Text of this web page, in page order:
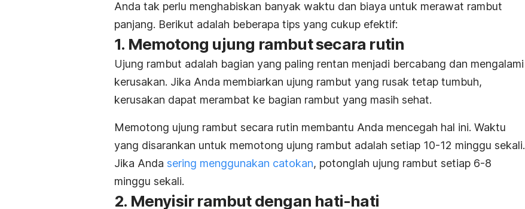
Anda tak perlu menghabiskan banyak waktu dan biaya untuk merawat rambut
panjang. Berikut adalah beberapa tips yang cukup efektif:
1. Memotong ujung rambut secara rutin
Ujung rambut adalah bagian yang paling rentan menjadi bercabang dan mengalami
kerusakan. Jika Anda membiarkan ujung rambut yang rusak tetap tumbuh,
kerusakan dapat merambat ke bagian rambut yang masih sehat.
Memotong ujung rambut secara rutin membantu Anda mencegah hal ini. Waktu
yang disarankan untuk memotong ujung rambut adalah setiap 10-12 minggu sekali.
Jika Anda sering menggunakan catokan, potonglah ujung rambut setiap 6-8
minggu sekali.
2. Menyisir rambut dengan hati-hati